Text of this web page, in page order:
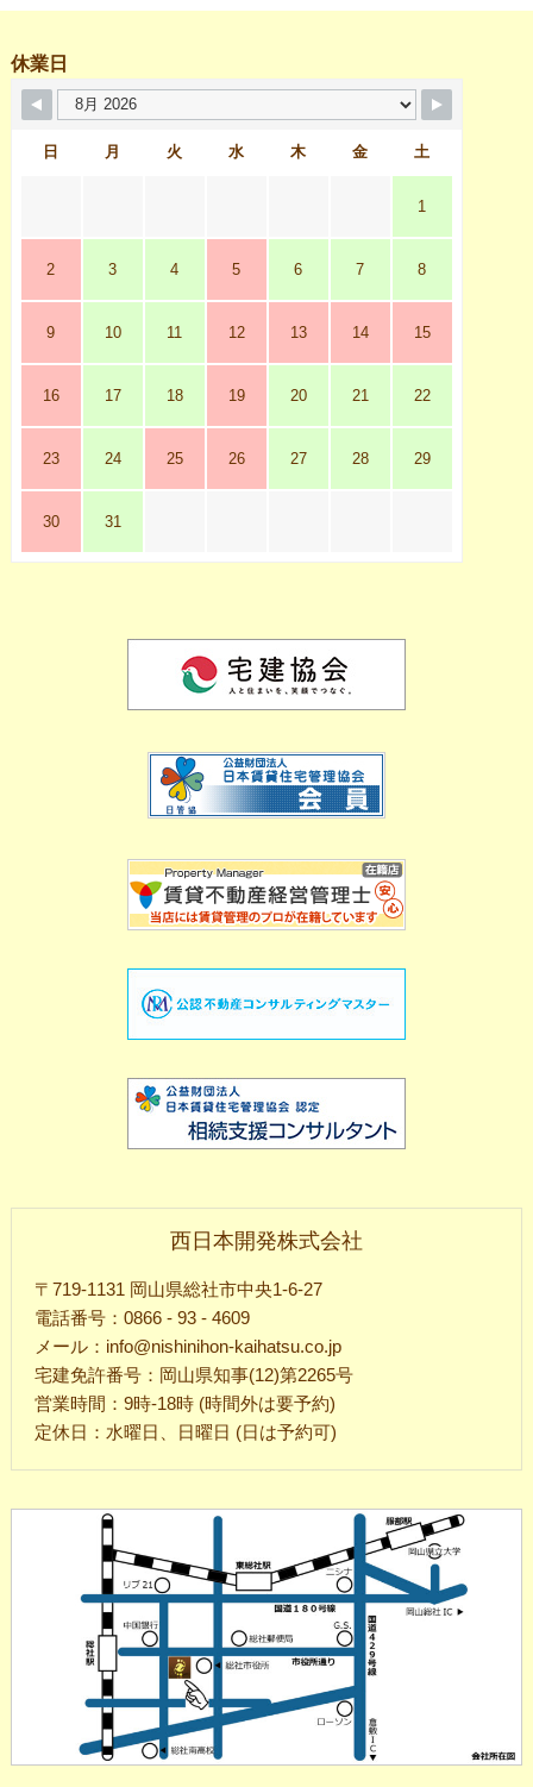
休業日
日 月 火 水 木 金 土
1
2 3 4 5 6 7 8
9 10 11 12 13 14 15
16 17 18 19 20 21 22
23 24 25 26 27 28 29
30 31
西日本開発株式会社
〒719-1131 岡山県総社市中央1-6-27
電話番号：0866 - 93 - 4609
メール：info@nishinihon-kaihatsu.co.jp
宅建免許番号：岡山県知事(12)第2265号
営業時間：9時-18時 (時間外は要予約)
定休日：水曜日、日曜日 (日は予約可)